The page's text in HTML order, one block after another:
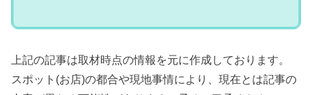
上記の記事は取材時点の情報を元に作成しております。
スポット(お店)の都合や現地事情により、現在とは記事の